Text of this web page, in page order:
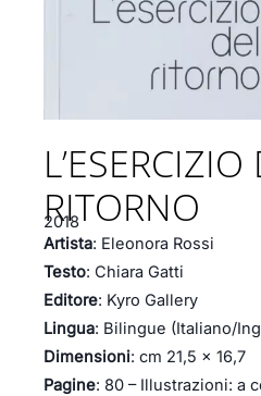
L’ESERCIZIO
RITORNO
2018
Artista: Eleonora Rossi
Testo: Chiara Gatti
Editore: Kyro Gallery
Lingua: Bilingue (Italiano/
Dimensioni: cm 21,5 x 16,7
Pagine: 80 – Illustrazioni: a